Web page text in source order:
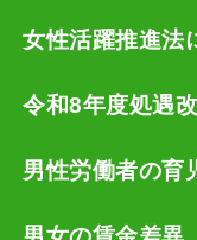
女性活躍推進法
令和8年度処遇
男性労働者の育